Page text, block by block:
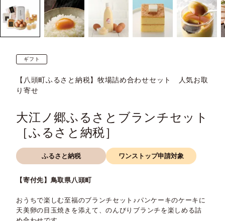
ギフト
【八頭町ふるさと納税】牧場詰め合わせセット 人気お取
り寄せ
大江ノ郷ふるさとブランチセット
［ふるさと納税］
ふるさと納税 ワンストップ申請対象
【寄付先】鳥取県八頭町
おうちで楽しむ至福のブランチセット♪パンケーキのケーキに
天美卵の目玉焼きを添えて、のんびりブランチを楽しめる詰